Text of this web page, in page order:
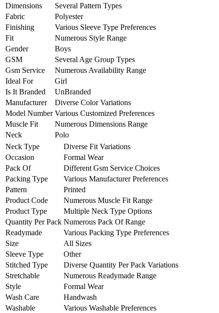
Dimensions
Several Pattern Types
Fabric
Polyester
Finishing
Various Sleeve Type Preferences
Fit
Numerous Style Range
Gender
Boys
GSM
Several Age Group Types
Gsm Service
Numerous Availability Range
Ideal For
Girl
Is It Branded
UnBranded
Manufacturer
Diverse Color Variations
Model Number Various Customized Preferences
Muscle Fit
Numerous Dimensions Range
Neck
Polo
Neck Type
Diverse Fit Variations
Occasion
Formal Wear
Pack Of
Different Gsm Service Choices
Packing Type
Various Manufacturer Preferences
Pattern
Printed
Product Code
Numerous Muscle Fit Range
Product Type
Multiple Neck Type Options
Quantity Per Pack Numerous Pack Of Range
Readymade
Various Packing Type Preferences
Size
All Sizes
Sleeve Type
Other
Stitched Type
Diverse Quantity Per Pack Variations
Stretchable
Numerous Readymade Range
Style
Formal Wear
Wash Care
Handwash
Washable
Various Washable Preferences